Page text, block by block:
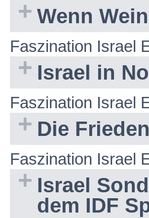
Wenn
Faszination Israel
Israel in
Faszination Israel
Die
Faszination Israel
Israel
dem IDF